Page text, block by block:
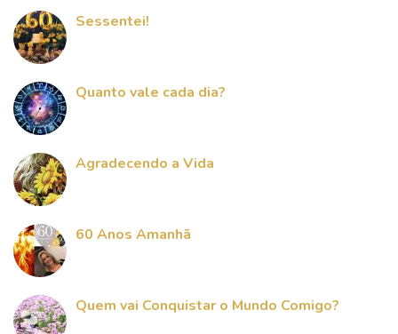
Sessentei!
Quanto vale cada dia?
Agradecendo a Vida
60 Anos Amanhã
Quem vai Conquistar o Mundo Comigo?